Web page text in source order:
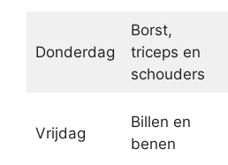
Donderdag
Borst,
triceps en
schouders
Vrijdag
Billen en
benen